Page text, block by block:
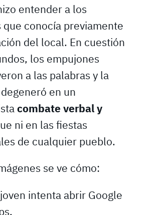
entender a los
que conocía previamente
del local. En cuestión
los empujones
a las palabras y la
en un
combate verbal y
ni en las fiestas
de cualquier pueblo.
se ve cómo:
intenta abrir Google